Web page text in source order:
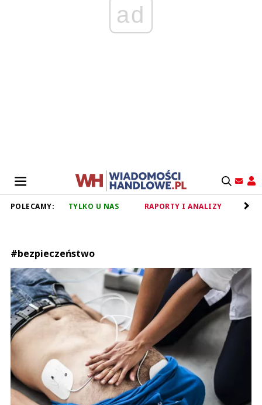
ad
POLECAMY: TYLKO U NAS RAPORTY I ANALIZY
#bezpieczeństwo